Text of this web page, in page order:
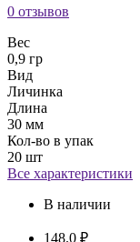
0 отзывов
Вес
0,9 гр
Вид
Личинка
Длина
30 мм
Кол-во в упак
20 шт
Все характеристики
В наличии
148.0 ₽